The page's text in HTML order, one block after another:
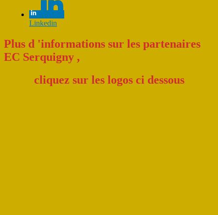
Linkedin
Plus d 'informations sur les partenaires
EC Serquigny ,
cliquez sur les logos ci dessous